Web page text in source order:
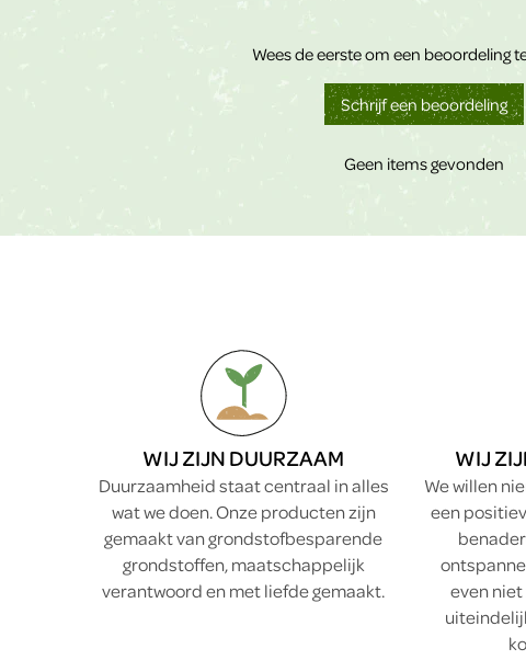
Wees de eerste om een beoordeling
Schrijf een beoordeling
Geen items gevonden
WIJ ZIJN DUURZAAM
Duurzaamheid staat centraal in alles
wat we doen. Onze producten zijn
gemaakt van grondstofbesparende
grondstoffen, maatschappelijk
verantwoord en met liefde gemaakt.
WIJ
We willen
een
even